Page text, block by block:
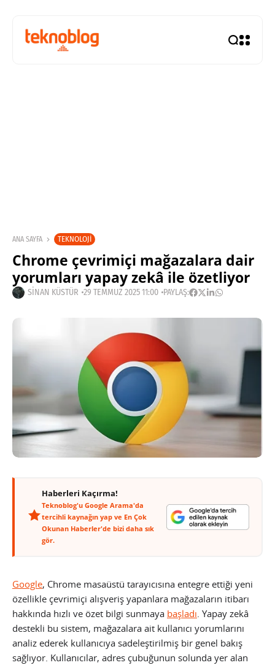
ANA SAYFA TEKNOLOJI
Chrome çevrimiçi mağazalara dair
yorumları yapay zekâ ile özetliyor
SINAN KÜSTÜR 29 TEMMUZ 2025 11:00 PAYLAŞ:
Haberleri Kaçırma!
Teknoblog'u Google Arama'da
tercihli kaynağın yap ve En Çok
Okunan Haberler'de bizi daha sık
gör.
Google, Chrome masaüstü tarayıcısına entegre ettiği yeni
özellikle çevrimiçi alışveriş yapanlara mağazaların itibarı
hakkında hızlı ve özet bilgi sunmaya başladı. Yapay zekâ
destekli bu sistem, mağazalara ait kullanıcı yorumlarını
analiz ederek kullanıcıya sadeleştirilmiş bir genel bakış
sağlıyor. Kullanıcılar, adres çubuğunun solunda yer alan